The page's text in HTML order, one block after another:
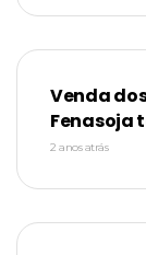
Venda
Fenasoja
2 anos atrás